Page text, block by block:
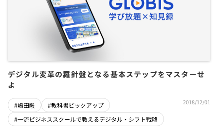
デジタル変革の羅針盤となる基本ステップをマスターせ
よ
#嶋田毅
#教科書ピックアップ
#一流ビジネススクールで教えるデジタル・シフト戦略
2018/12/01